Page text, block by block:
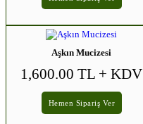
Aşkın Mucizesi
1,600.00 TL + KDV
Hemen Sipariş Ver